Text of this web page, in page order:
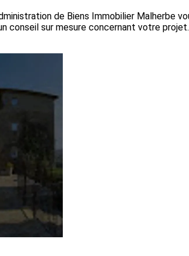
de Biens Immobilier Malherbe
conseil sur mesure concernant votre projet.